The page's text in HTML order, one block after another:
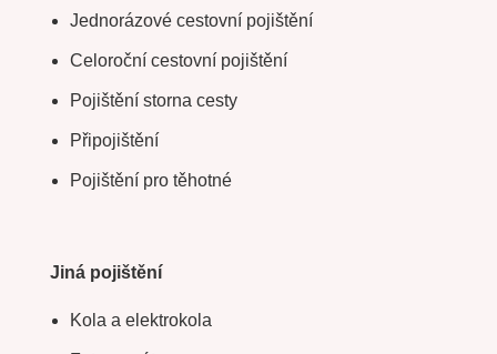
Jednorázové cestovní pojištění
Celoroční cestovní pojištění
Pojištění storna cesty
Připojištění
Pojištění pro těhotné
Jiná pojištění
Kola a elektrokola